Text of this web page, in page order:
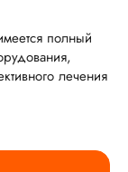
полный
лечения